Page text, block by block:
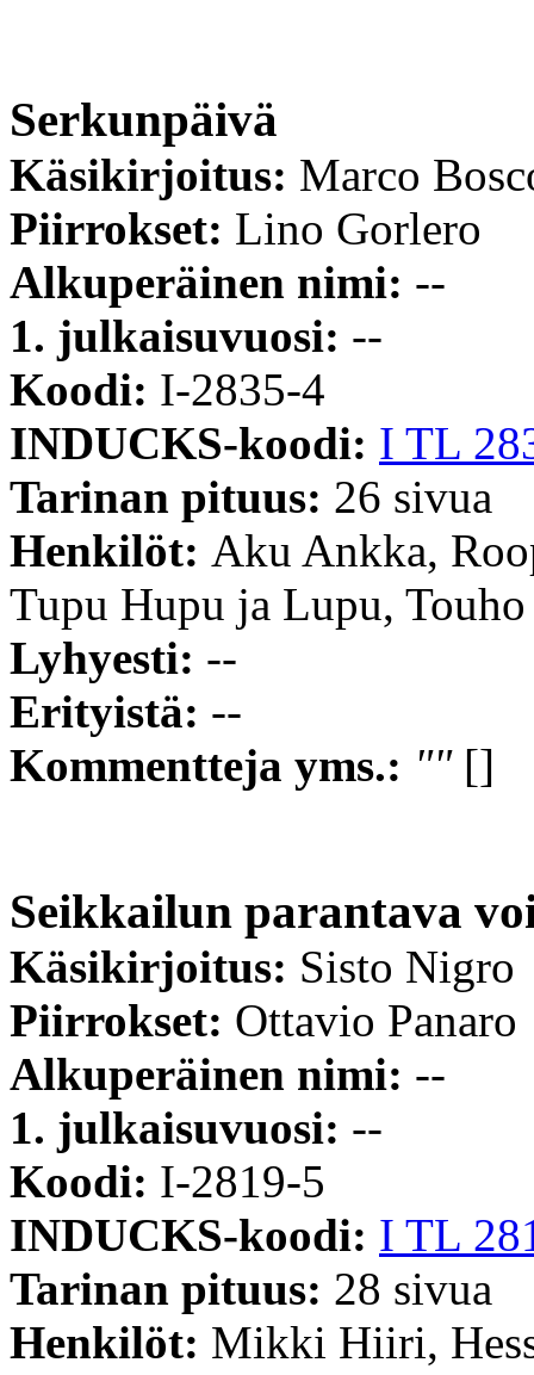
Serkunpäivä
Käsikirjoitus: Marco
Piirrokset: Lino Gorlero
Alkuperäinen nimi: --
1. julkaisuvuosi: --
Koodi: I-2835-4
INDUCKS-koodi: I TL
Tarinan pituus: 26 sivua
Henkilöt: Aku Ankka,
Tupu Hupu ja Lupu,
Lyhyesti: --
Erityistä: --
Kommentteja yms.: ""[]
Seikkailun parantava
Käsikirjoitus: Sisto Nigro
Piirrokset: Ottavio Panaro
Alkuperäinen nimi: --
1. julkaisuvuosi: --
Koodi: I-2819-5
INDUCKS-koodi: I TL
Tarinan pituus: 28 sivua
Henkilöt: Mikki Hiiri,